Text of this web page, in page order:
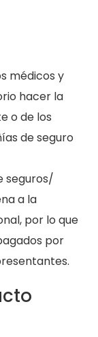
médicos y
hacer la
o de los
de seguro
seguros/
a la
por lo que
por